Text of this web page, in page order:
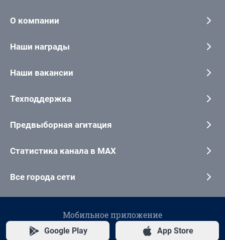
О компании
Наши награды
Наши вакансии
Техподдержка
Предвыборная агитация
Статистика канала в MAX
Все города сети
Мобильное приложение
Google Play App Store